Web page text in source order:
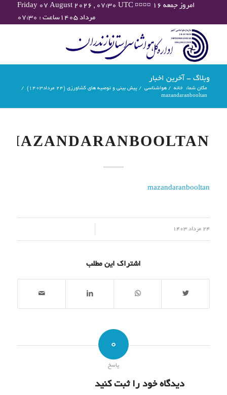
Friday 07 August 2026 , 07:30 UTC ¤¤¤¤ امروز جمعه ۱۶
مرداد ۱۴۰۵ساعت : ۰۷:۳۰
وبلاگ - آخرین اخبار
مکان شما: خانه / هواشناسی / پیش بینی و توصیه های کشاورزی (24 مرداد۱۴۰۳)
/
mazandaranbooltan
MAZANDARANBOOLTAN
mazandaranbooltan
24 مرداد 1403
اشتراک این مطلب
0
پاسخ
دیدگاه خود را ثبت کنید